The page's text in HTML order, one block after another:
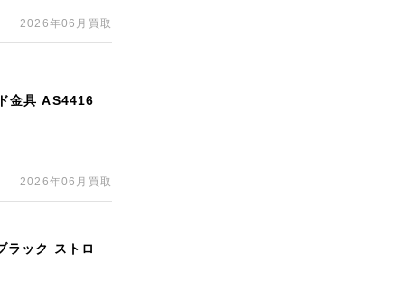
2026年06月買取
金具 AS4416
2026年06月買取
ラック ストロ